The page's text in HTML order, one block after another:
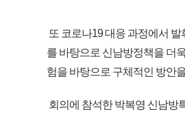
또 코로나19 대응 과정에서
를 바탕으로 신남방정책을 더
험을 바탕으로 구체적인 방안
회의에 참석한 박복영 신남방